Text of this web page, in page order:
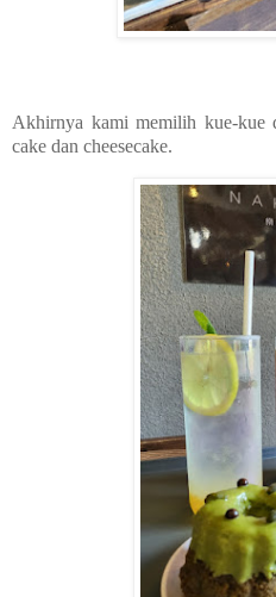
Akhirnya kami memilih kue-kue
cake dan cheesecake.